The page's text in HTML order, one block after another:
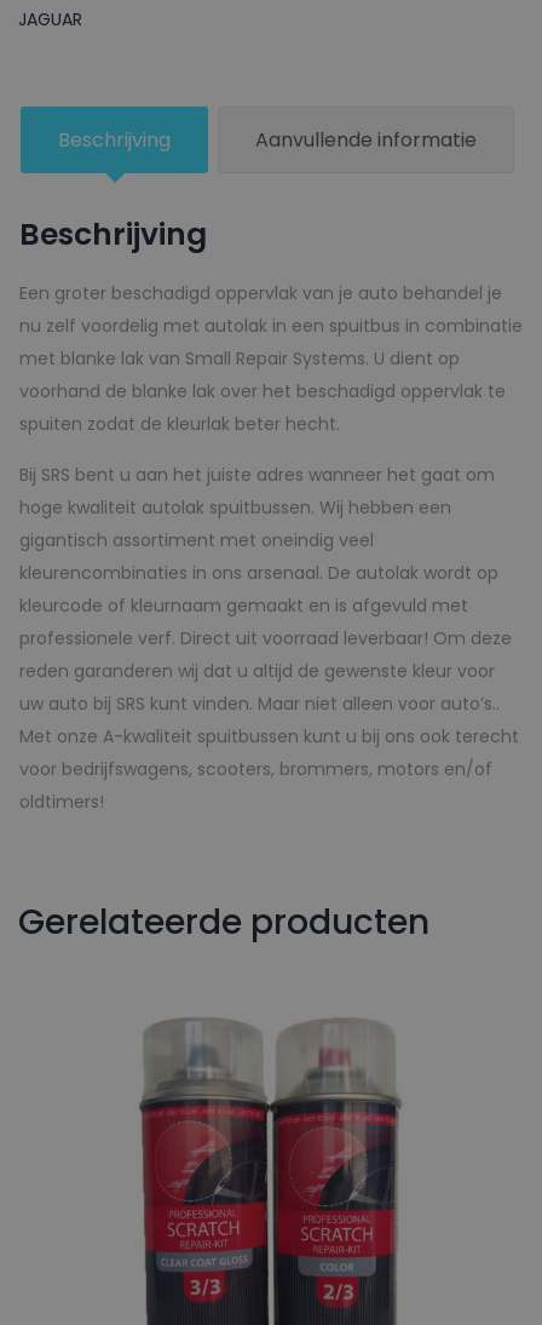
lak
TOURMALINE
BROWN
SATIN
150ml
JAGUAR
Beschrijving Aanvullende informatie
Beschrijving
Een groter beschadigd oppervlak van je auto behandel je
nu zelf voordelig met autolak in een spuitbus in combinatie
met blanke lak van Small Repair Systems. U dient op
voorhand de blanke lak over het beschadigd oppervlak te
spuiten zodat de kleurlak beter hecht.
Bij SRS bent u aan het juiste adres wanneer het gaat om
hoge kwaliteit autolak spuitbussen. Wij hebben een
gigantisch assortiment met oneindig veel
kleurencombinaties in ons arsenaal. De autolak wordt op
kleurcode of kleurnaam gemaakt en is afgevuld met
professionele verf. Direct uit voorraad leverbaar! Om deze
reden garanderen wij dat u altijd de gewenste kleur voor
uw auto bij SRS kunt vinden. Maar niet alleen voor auto’s..
Met onze A-kwaliteit spuitbussen kunt u bij ons ook terecht
voor bedrijfswagens, scooters, brommers, motors en/of
oldtimers!
Gerelateerde producten